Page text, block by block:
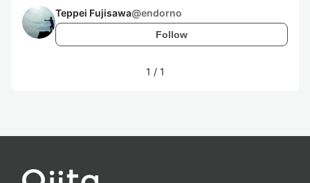
Teppei Fujisawa@endorno
Follow
1 / 1